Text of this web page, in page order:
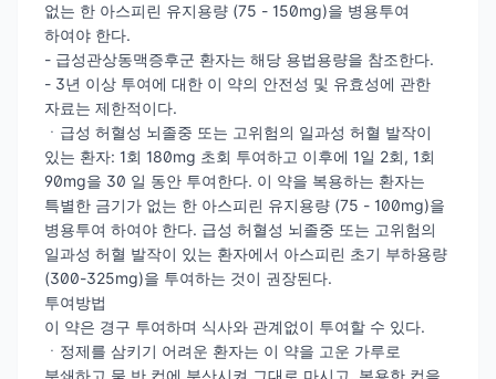
없는 한 아스피린 유지용량 (75 - 150mg)을 병용투여
하여야 한다.
- 급성관상동맥증후군 환자는 해당 용법용량을 참조한다.
- 3년 이상 투여에 대한 이 약의 안전성 및 유효성에 관한
자료는 제한적이다.
ㆍ급성 허혈성 뇌졸중 또는 고위험의 일과성 허혈 발작이
있는 환자: 1회 180mg 초회 투여하고 이후에 1일 2회, 1회
90mg을 30 일 동안 투여한다. 이 약을 복용하는 환자는
특별한 금기가 없는 한 아스피린 유지용량 (75 - 100mg)을
병용투여 하여야 한다. 급성 허혈성 뇌졸중 또는 고위험의
일과성 허혈 발작이 있는 환자에서 아스피린 초기 부하용량
(300-325mg)을 투여하는 것이 권장된다.
투여방법
이 약은 경구 투여하며 식사와 관계없이 투여할 수 있다.
ㆍ정제를 삼키기 어려운 환자는 이 약을 고운 가루로